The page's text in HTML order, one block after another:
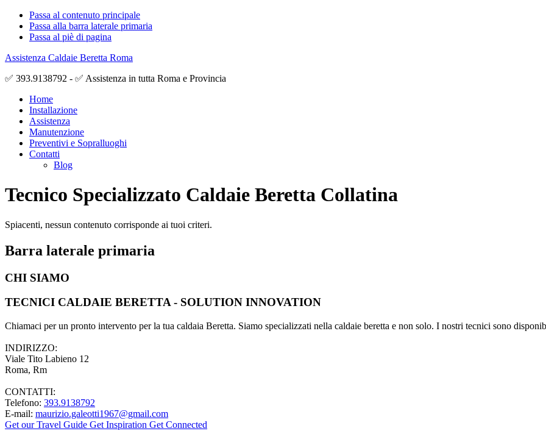
Passa al contenuto principale
Passa alla barra laterale primaria
Passa al piè di pagina
Assistenza Caldaie Beretta Roma
✅ 393.9138792 - ✅ Assistenza in tutta Roma e Provincia
Home
Installazione
Assistenza
Manutenzione
Preventivi e Sopralluoghi
Contatti
Blog
Tecnico Specializzato Caldaie Beretta Collatina
Spiacenti, nessun contenuto corrisponde ai tuoi criteri.
Barra laterale primaria
CHI SIAMO
TECNICI CALDAIE BERETTA - SOLUTION INNOVATION
Chiamaci per un pronto intervento per la tua caldaia Beretta. Siamo specializzati nella caldaie beretta e non solo. I nostri tecnici sono
INDIRIZZO:
Viale Tito Labieno 12
Roma, Rm
CONTATTI:
Telefono: 393.9138792
E-mail: maurizio.galeotti1967@gmail.com
Get our Travel Guide Get Inspiration Get Connected